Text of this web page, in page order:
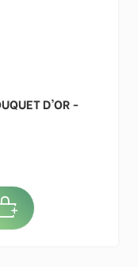
D'OR -